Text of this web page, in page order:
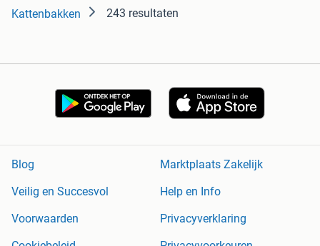
Kattenbakken 243 resultaten
Blog
Marktplaats Zakelijk
Veilig en Succesvol
Help en Info
Voorwaarden
Privacyverklaring